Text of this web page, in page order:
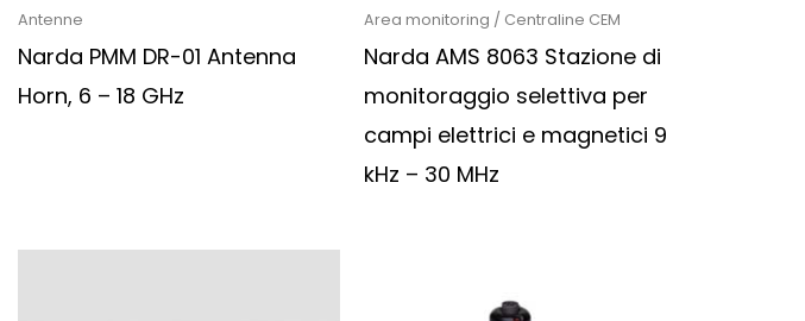
Antenne
Narda PMM DR-01 Antenna
Horn, 6 – 18 GHz
Area monitoring / Centraline CEM
Narda AMS 8063 Stazione di
monitoraggio selettiva per
campi elettrici e magnetici 9
kHz – 30 MHz